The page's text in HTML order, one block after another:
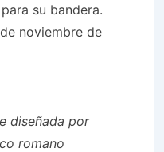
su bandera.
noviembre de
diseñada por
romano